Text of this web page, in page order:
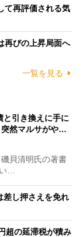
て再評価される気
再びの上昇局面へ
一覧を見る
と引き換えに手に
突然マルサがや…
貝清明氏の著書
…
差し押さえを免れ
超の延滞税が積み